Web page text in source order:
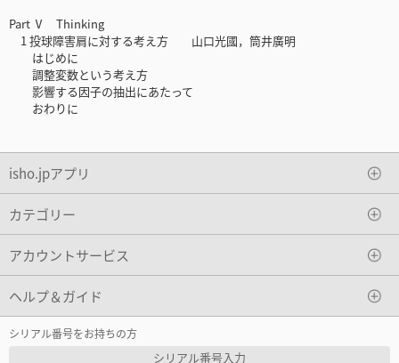
Part Ⅴ Thinking
1 投球障害肩に対する考え方 山口光國，筒井廣明
はじめに
調整変数という考え方
影響する因子の抽出にあたって
おわりに
isho.jpアプリ
カテゴリー
アカウントサービス
ヘルプ＆ガイド
シリアル番号をお持ちの方
シリアル番号入力